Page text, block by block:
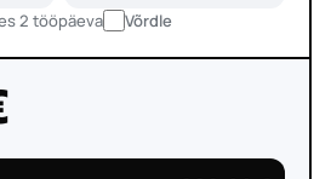
2 tööpäeva Võrdle